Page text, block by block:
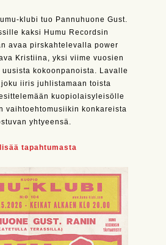
klubi tuo Pannuhuone Gust.
kaksi Humu Recordsin
avaa pirskahtelevalla power
Kristiina, yksi viime vuosien
kokoonpanoista. Lavalle
joku iiris juhlistamaan toista
kuopiolaisyleisölle
vaihtoehtomusiikin konkareista
yhtyeensä.
tapahtumasta